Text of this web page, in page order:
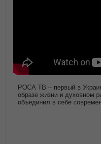
РОСА ТВ – первый в
образе жизни и духовном
объединил в себе